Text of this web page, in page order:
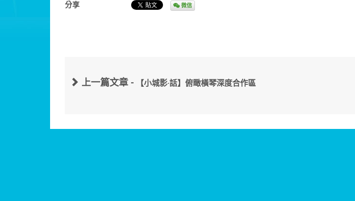
分享 微信
上一篇文章 - 【小城影·話】俯瞰橫琴深度合作區